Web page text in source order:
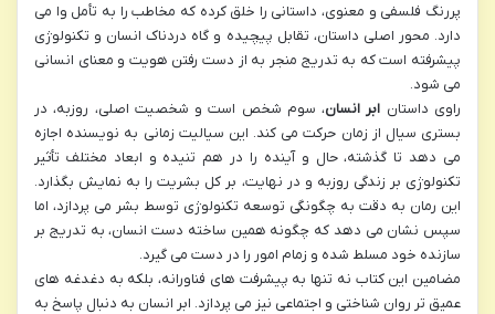
پررنگ فلسفی و معنوی، داستانی را خلق کرده که مخاطب را به تأمل وا می
دارد. محور اصلی داستان، تقابل پیچیده و گاه دردناک انسان و تکنولوژی
پیشرفته است که به تدریج منجر به از دست رفتن هویت و معنای انسانی
می شود.
راوی داستان ابر انسان، سوم شخص است و شخصیت اصلی، روزبه، در
بستری سیال از زمان حرکت می کند. این سیالیت زمانی به نویسنده اجازه
می دهد تا گذشته، حال و آینده را در هم تنیده و ابعاد مختلف تأثیر
تکنولوژی بر زندگی روزبه و در نهایت، بر کل بشریت را به نمایش بگذارد.
این رمان به دقت به چگونگی توسعه تکنولوژی توسط بشر می پردازد، اما
سپس نشان می دهد که چگونه همین ساخته دست انسان، به تدریج بر
سازنده خود مسلط شده و زمام امور را در دست می گیرد.
مضامین این کتاب نه تنها به پیشرفت های فناورانه، بلکه به دغدغه های
عمیق تر روان شناختی و اجتماعی نیز می پردازد. ابر انسان به دنبال پاسخ به